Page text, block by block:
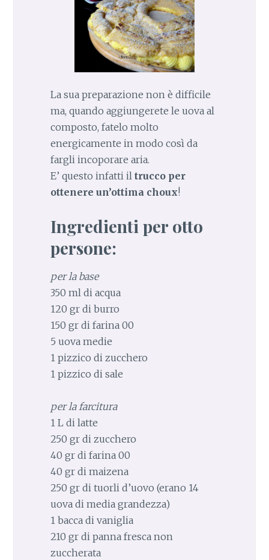
La sua preparazione non è difficile
ma, quando aggiungerete le uova al
composto, fatelo molto
energicamente in modo così da
fargli incoporare aria.
E’ questo infatti il trucco per
ottenere un’ottima choux!
Ingredienti per otto
persone:
per la base
350 ml di acqua
120 gr di burro
150 gr di farina 00
5 uova medie
1 pizzico di zucchero
1 pizzico di sale
per la farcitura
1 L di latte
250 gr di zucchero
40 gr di farina 00
40 gr di maizena
250 gr di tuorli d’uovo (erano 14
uova di media grandezza)
1 bacca di vaniglia
210 gr di panna fresca non
zuccherata